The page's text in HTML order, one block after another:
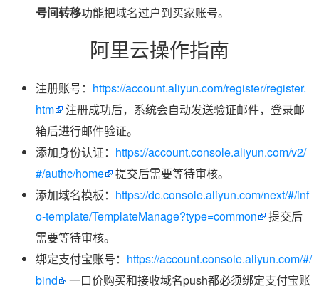
号间转移功能把域名过户到买家账号。
阿里云操作指南
注册账号： https://account.aliyun.com/register/register.
htm
注册成功后，系统会自动发送验证邮件，登录邮
箱后进行邮件验证。
添加身份认证： https://account.console.aliyun.com/v2/
#/authc/home
提交后需要等待审核。
添加域名模板： https://dc.console.aliyun.com/next/#/inf
o-template/TemplateManage?type=common
提交后
需要等待审核。
绑定支付宝账号： https://account.console.aliyun.com/#/
bind
一口价购买和接收域名push都必须绑定支付宝账